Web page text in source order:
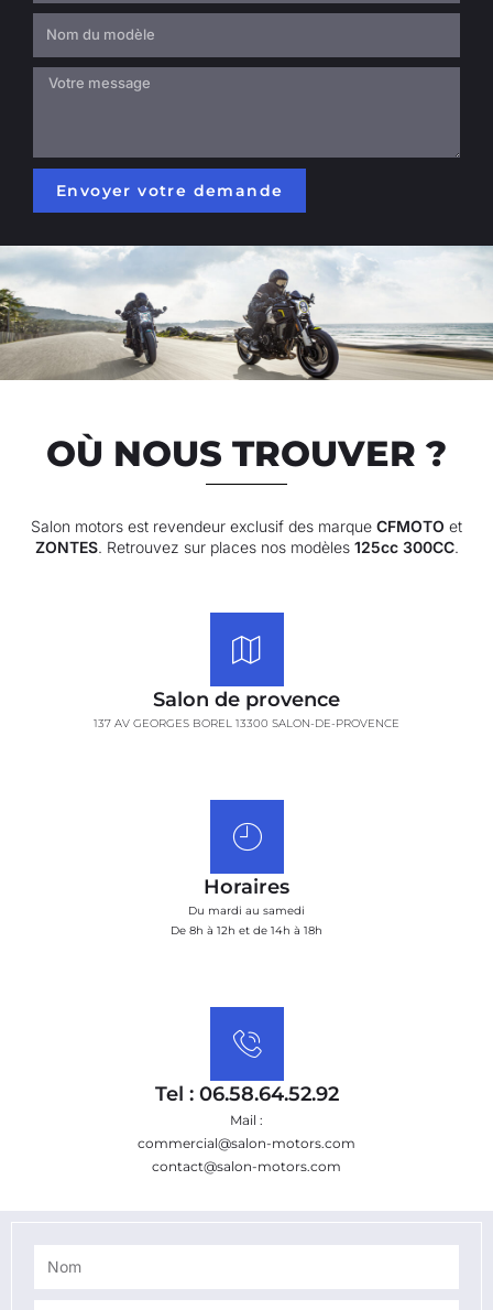
Envoyer votre demande
OÙ NOUS TROUVER ?
Salon motors est revendeur exclusif des marque CFMOTO et
ZONTES. Retrouvez sur places nos modèles 125cc 300CC.
Salon de provence
137 AV GEORGES BOREL 13300 SALON-DE-PROVENCE
Horaires
Du mardi au samedi
De 8h à 12h et de 14h à 18h
Tel : 06.58.64.52.92
Mail :
commercial@salon-motors.com
contact@salon-motors.com